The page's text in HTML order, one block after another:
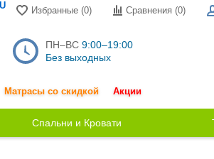
Избранные (0) Сравнения (0)
ПН–ВС 9:00–19:00
Без выходных
Матрасы со скидкой Акции
Спальни и Кровати